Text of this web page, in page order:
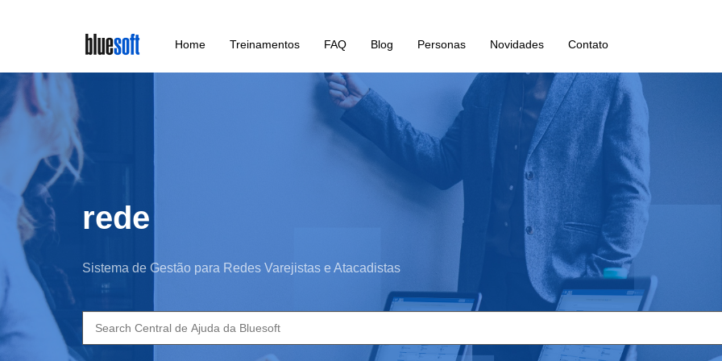
main
content
Home Treinamentos FAQ Blog Personas Novidades Contato
rede
Sistema de Gestão para Redes Varejistas e Atacadistas
Search
for: